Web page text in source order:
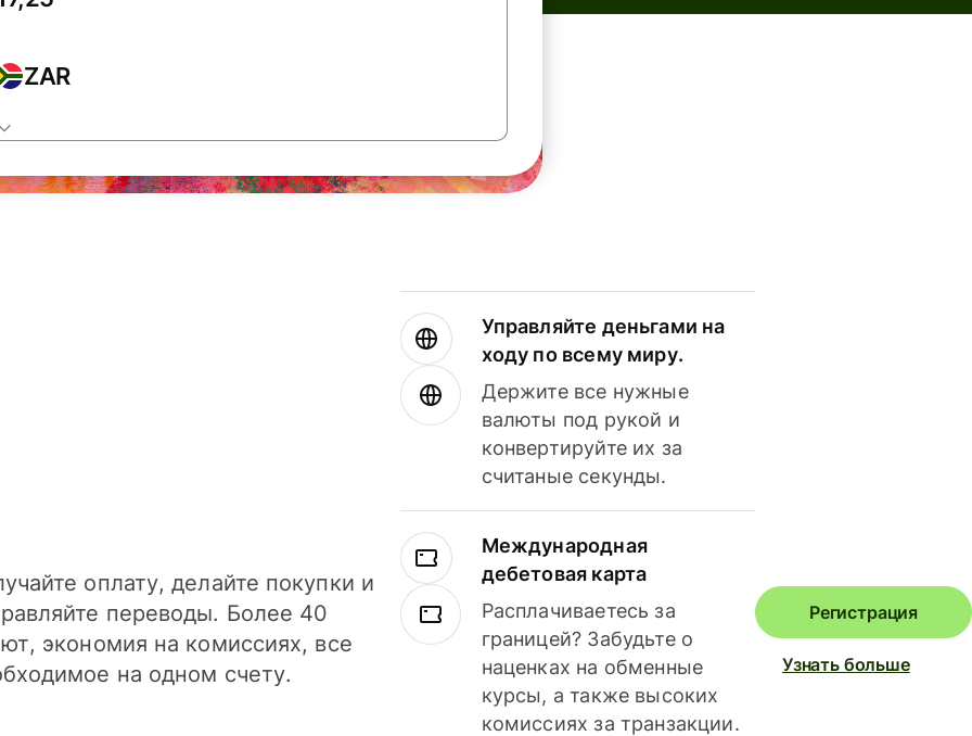
ZAR
оплату, делайте покупки и
переводы. Более 40
экономия на комиссиях, все
на одном счету.
Управляйте деньгами на
ходу по всему миру.
Держите все нужные
валюты под рукой и
конвертируйте их за
считаные секунды.
Международная
дебетовая карта
Расплачиваетесь за
границей? Забудьте о
наценках на обменные
курсы, а также высоких
комиссиях за транзакции.
Регистрация
Узнать больше